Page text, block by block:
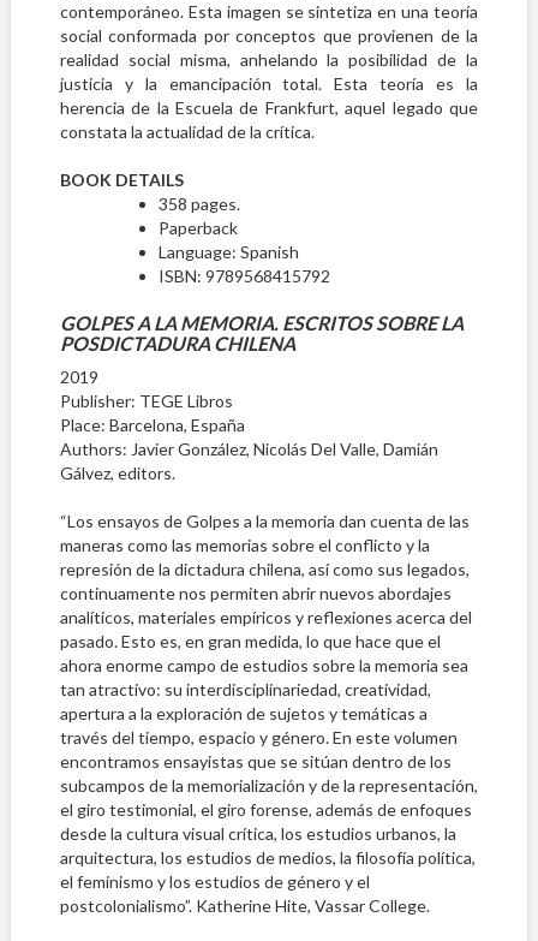
contemporáneo. Esta imagen se sintetiza en una teoría
social conformada por conceptos que provienen de la
realidad social misma, anhelando la posibilidad de la
justicia y la emancipación total. Esta teoría es la
herencia de la Escuela de Frankfurt, aquel legado que
constata la actualidad de la crítica.
BOOK DETAILS
358 pages.
Paperback
Language: Spanish
ISBN: 9789568415792
GOLPES A LA MEMORIA. ESCRITOS SOBRE LA
POSDICTADURA CHILENA
2019
Publisher: TEGE Libros
Place: Barcelona, España
Authors: Javier González, Nicolás Del Valle, Damián
Gálvez, editors.
“Los ensayos de Golpes a la memoria dan cuenta de las
maneras como las memorias sobre el conflicto y la
represión de la dictadura chilena, así como sus legados,
continuamente nos permiten abrir nuevos abordajes
analíticos, materiales empíricos y reflexiones acerca del
pasado. Esto es, en gran medida, lo que hace que el
ahora enorme campo de estudios sobre la memoria sea
tan atractivo: su interdisciplinariedad, creatividad,
apertura a la exploración de sujetos y temáticas a
través del tiempo, espacio y género. En este volumen
encontramos ensayistas que se sitúan dentro de los
subcampos de la memorialización y de la representación,
el giro testimonial, el giro forense, además de enfoques
desde la cultura visual crítica, los estudios urbanos, la
arquitectura, los estudios de medios, la filosofía política,
el feminismo y los estudios de género y el
postcolonialismo”. Katherine Hite, Vassar College.